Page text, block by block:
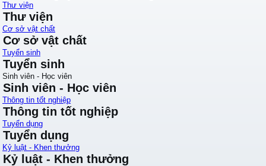
Thư viện
Thư viện
Cơ sở vật chất
Cơ sở vật chất
Tuyển sinh
Tuyển sinh
Sinh viên - Học viên
Sinh viên - Học viên
Thông tin tốt nghiệp
Thông tin tốt nghiệp
Tuyển dụng
Tuyển dụng
Kỷ luật - Khen thưởng
Kỷ luật - Khen thưởng